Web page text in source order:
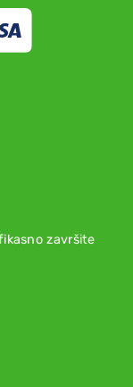
završite